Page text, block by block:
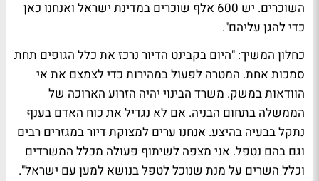
השוכרים. יש 600 אלף שוכרים במדינת ישראל ואנחנו כאן
כדי להגן עליהם".
כחלון המשיך: "היום בקבינט הדיור נרכז את כלל הגופים תחת
סמכות אחת. המטרה לפעול במהירות כדי לצמצם את אי
הוודאות במשק. משרד הבינוי יהיה הזרוע הארוכה של
הממשלה בתחום הבניה. אם לא נגדיל את כוח האדם בענף
נתקל בבעיה בהיצע. אנחנו ערים למצוקת דיור במגזרים רבים
וגם בהם נטפל. אני מצפה לשיתוף פעולה מכלל המשרדים
וכלל השרים על מנת שנוכל לטפל בנושא למען עם ישראל".